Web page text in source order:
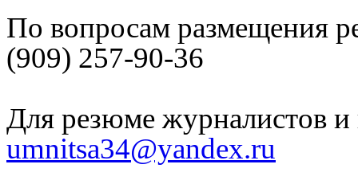
По вопросам размещения
(909) 257-90-36
Для резюме журналистов и
umnitsa34@yandex.ru